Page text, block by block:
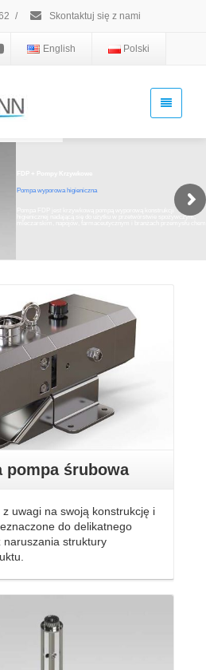
/ Skontaktuj się z nami
English Polski
Pompa wyporowa higieniczna
higienicznej nadającą się do użytku w przetwórstwie spożywczym,
pompa śrubowa
uwagi na swoją konstrukcję i
do delikatnego
naruszania struktury